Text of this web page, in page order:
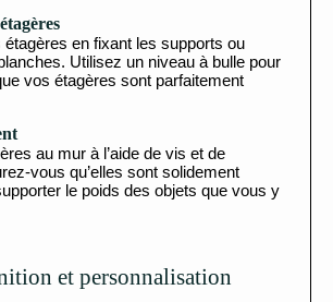
en fixant les supports ou
Utilisez un niveau à bulle pour
vos étagères sont parfaitement
au mur à l’aide de vis et de
vous qu’elles sont solidement
le poids des objets que vous y
et personnalisation